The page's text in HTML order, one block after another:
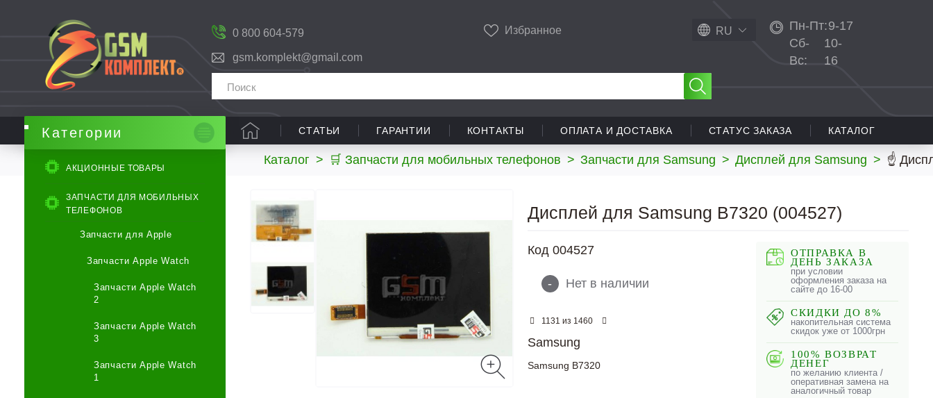
0 800 604-579
gsm.komplekt@gmail.com
Избранное RU Пн-Пт:9-17
Сб-
Вс:
10-
16
СТАТЬИ ГАРАНТИИ КОНТАКТЫ ОПЛАТА И ДОСТАВКА СТАТУС ЗАКАЗА КАТАЛОГ
Каталог > 🛒 Запчасти для мобильных телефонов > Запчасти для Samsung > Дисплей для Samsung > ☝
Категории
АКЦИОННЫЕ ТОВАРЫ
ЗАПЧАСТИ ДЛЯ МОБИЛЬНЫХ
ТЕЛЕФОНОВ
Запчасти для Apple
Запчасти Apple Watch
Запчасти Apple Watch
2
Запчасти Apple Watch
3
Запчасти Apple Watch
1
Дисплей для Samsung B7320 (004527)
Код 004527
- Нет в наличии
1131 из 1460
Samsung
Samsung B7320
ОТПРАВКА В
ДЕНЬ ЗАКАЗА
при условии
оформления заказа на
сайте до 16-00
СКИДКИ ДО 8%
накопительная система
скидок уже от 1000грн
100% ВОЗВРАТ
ДЕНЕГ
по желанию клиента /
оперативная замена на
аналогичный товар